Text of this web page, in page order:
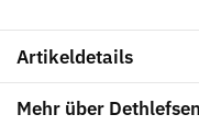
Artikeldetails
Mehr über